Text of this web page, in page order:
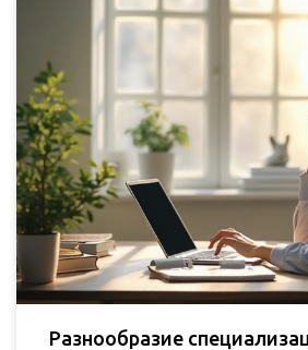
Разнообразие